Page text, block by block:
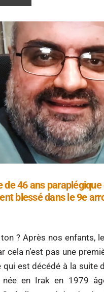
de 46 ans
blessé dans le 9e
? Après nos enfants,
cela n’est pas une
qui est décédé à la suite
née en Irak en 1979